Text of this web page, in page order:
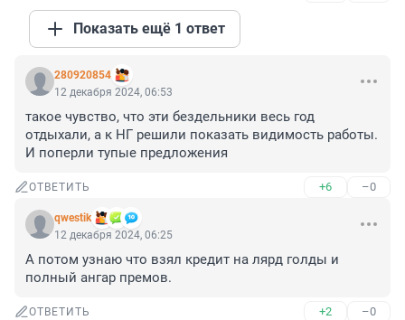
Показать ещё 1 ответ
280920854
12 декабря 2024, 06:53
такое чувство, что эти бездельники весь год
отдыхали, а к НГ решили показать видимость работы.
И поперли тупые предложения
ОТВЕТИТЬ +6 –0
qwestik
12 декабря 2024, 06:25
А потом узнаю что взял кредит на лярд голды и
полный ангар премов.
ОТВЕТИТЬ +2 –0